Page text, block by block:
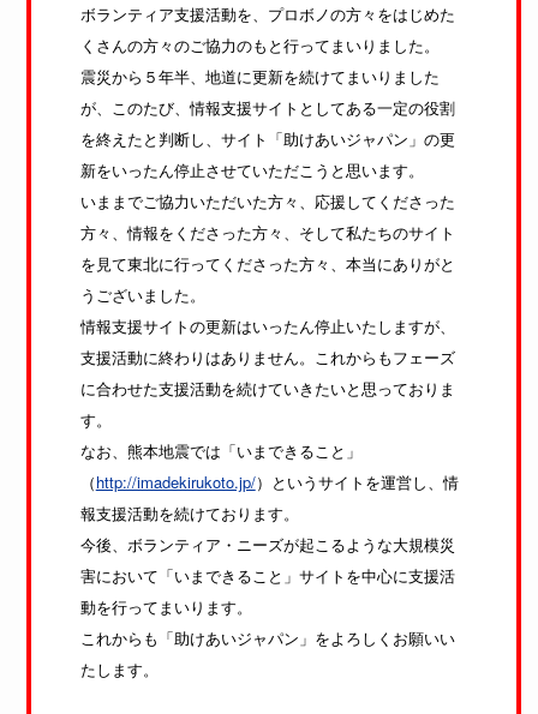
umihamaそうじ＠七ヶ浜町
震災から3年と9ヶ月が過ぎた2014年11月、宮城県
七ヶ浜町で地元有志が行なっ... -2014年11月24日
さまざまな支援のカタチ
宮城県七ヶ浜町の動画をすべて見る
HaTiDORiのひとしずく
でしょうか？南米のアンデス地方に... -
ボランティア支援活動を、プロボノの方々をはじめた
くさんの方々のご協力のもと行ってまいりました。
震災から５年半、地道に更新を続けてまいりました
が、このたび、情報支援サイトとしてある一定の役割
を終えたと判断し、サイト「助けあいジャパン」の更
新をいったん停止させていただこうと思います。
いままでご協力いただいた方々、応援してくださった
方々、情報をくださった方々、そして私たちのサイト
を見て東北に行ってくださった方々、本当にありがと
うございました。
情報支援サイトの更新はいったん停止いたしますが、
支援活動に終わりはありません。これからもフェーズ
に合わせた支援活動を続けていきたいと思っておりま
す。
なお、熊本地震では「いまできること」
（http://imadekirukoto.jp/）というサイトを運営し、情
報支援活動を続けております。
今後、ボランティア・ニーズが起こるような大規模災
害において「いまできること」サイトを中心に支援活
動を行ってまいります。
これからも「助けあいジャパン」をよろしくお願いい
たします。